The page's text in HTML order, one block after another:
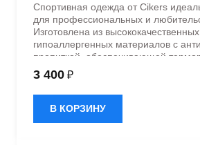
Спортивная одежда от Cikers
для профессиональных и
Изготовлена из высококачественных
гипоаллергенных материалов с
пропиткой, обеспечивающей
быстрое влагоотведение. Одежда
эластичностью в 5 направлениях и
дизайном.
3 400 ₽
В КОРЗИНУ